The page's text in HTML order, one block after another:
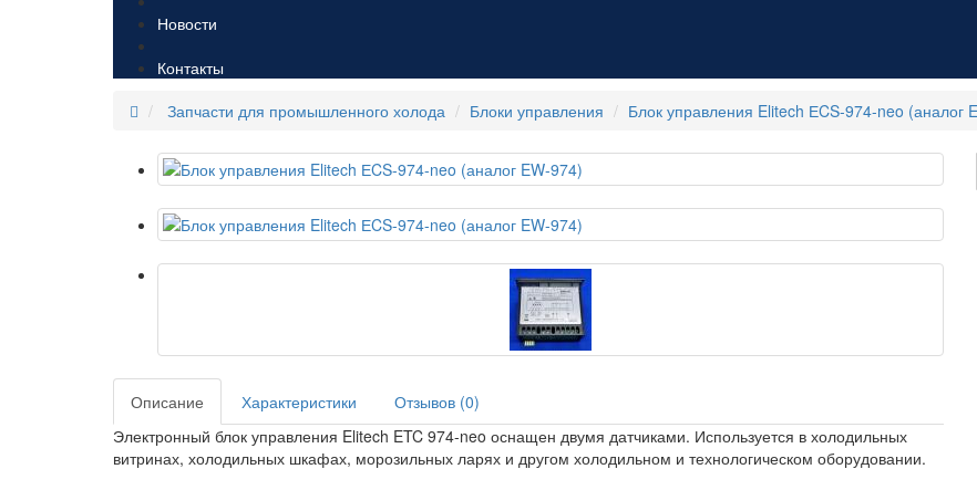
Новости
Контакты
Запчасти для промышленного холода
Блоки управления Блок управления Elitech ЕCS-974-neo (аналог
Описание Характеристики
Отзывов (0)
Электронный блок управления Elitech ETC 974-neo оснащен двумя датчиками. Используется в холодильных
витринах, холодильных шкафах, морозильных ларях и другом холодильном и технологическом оборудовании.